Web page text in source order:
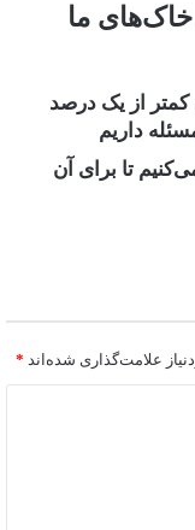
خاک‌های ما
کمتر از یک درصد
داریم
تا برای آن
علامت‌گذاری شده‌اند *